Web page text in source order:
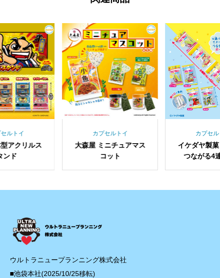
ルトイ
アクリルス
ンド
カプセルトイ
大森屋 ミニチュアマス
コット
カプセ
イケダヤ製
つながる4
ウルトラニュープランニング株式会社
■池袋本社(2025/10/25移転)